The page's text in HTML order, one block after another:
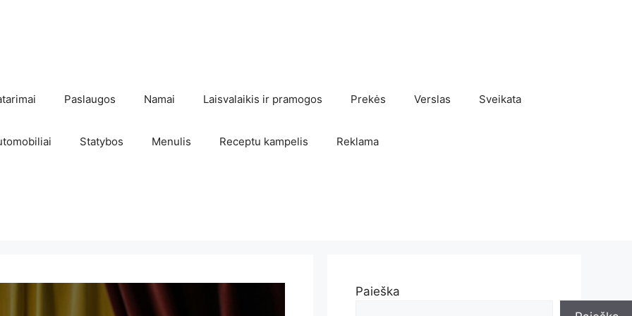
Paslaugos Namai Laisvalaikis ir pramogos Prekės Verslas Sveikata
Statybos Menulis Receptu kampelis Reklama
Paieška